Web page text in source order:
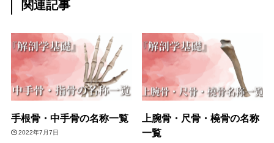
関連記事
手根骨・中手骨の名称一覧
2022年7月7日
上腕骨・尺骨・橈骨の名称
一覧